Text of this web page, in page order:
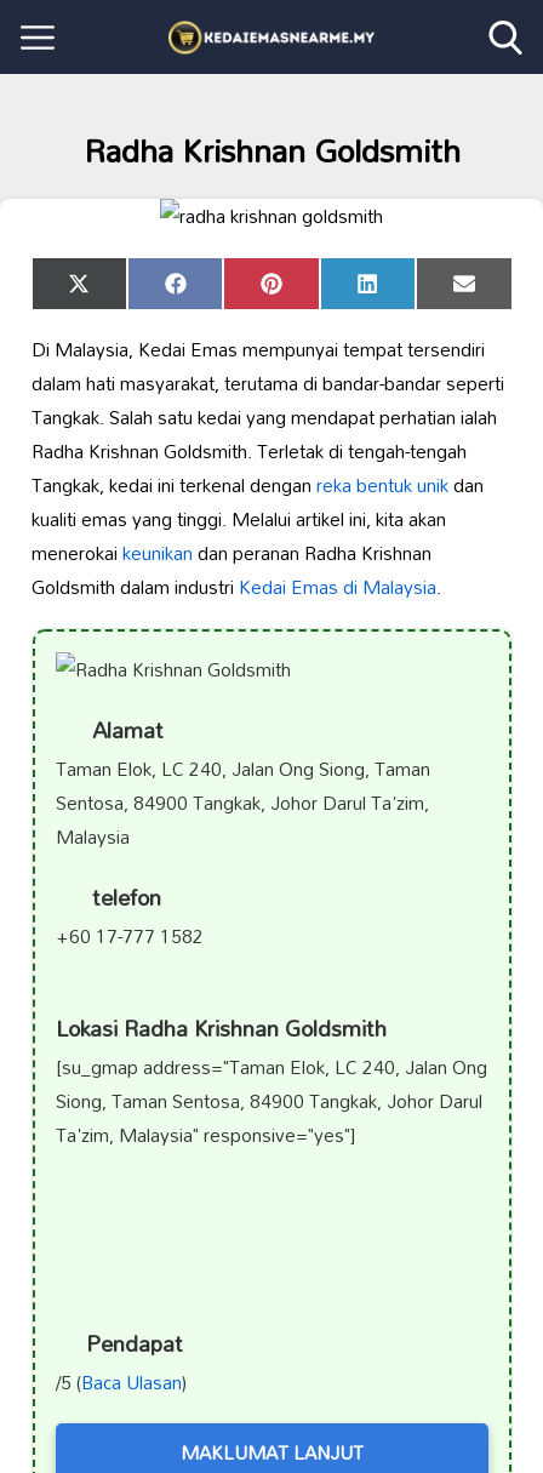
Radha Krishnan Goldsmith
Share
on
X
(Twitter)
Share
on
Facebook Share
on
Pinterest Share
on
LinkedIn Share
on
Email
Di Malaysia, Kedai Emas mempunyai tempat tersendiri
dalam hati masyarakat, terutama di bandar-bandar seperti
Tangkak. Salah satu kedai yang mendapat perhatian ialah
Radha Krishnan Goldsmith. Terletak di tengah-tengah
Tangkak, kedai ini terkenal denganreka bentuk unikdan
kualiti emas yang tinggi. Melalui artikel ini, kita akan
menerokaikeunikandan peranan Radha Krishnan
Goldsmith dalam industriKedai Emas di Malaysia.
Alamat
Taman Elok, LC 240, Jalan Ong Siong, Taman
Sentosa, 84900 Tangkak, Johor Darul Ta'zim,
Malaysia
telefon
+60 17-777 1582
Lokasi Radha Krishnan Goldsmith
[su_gmap address="Taman Elok, LC 240, Jalan Ong
Siong, Taman Sentosa, 84900 Tangkak, Johor Darul
Ta'zim, Malaysia" responsive="yes"]
Pendapat
/5 (Baca Ulasan)
MAKLUMAT LANJUT